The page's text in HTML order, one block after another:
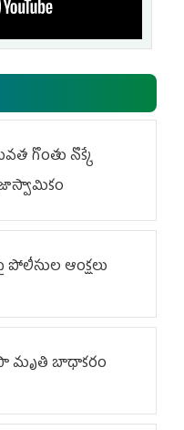
గొంతు నొక్కే
ఆంక్షలు
మృతి బాధాకరం